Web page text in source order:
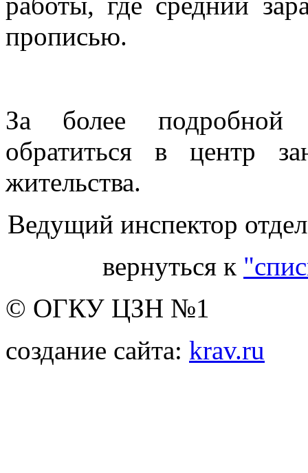
прописью.
За более подробной
обратиться в центр
жительства.
Ведущий инспектор
вернуться к
© ОГКУ ЦЗН №1
создание сайта: krav.ru